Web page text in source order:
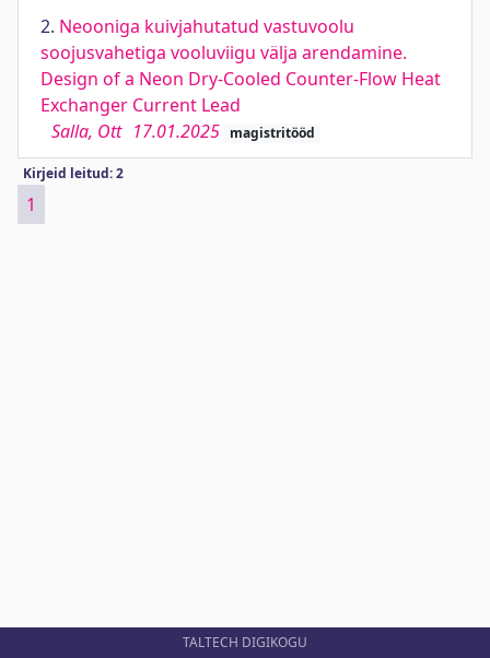
2. Neooniga kuivjahutatud vastuvoolu
soojusvahetiga vooluviigu välja arendamine.
Design of a Neon Dry-Cooled Counter-Flow Heat
Exchanger Current Lead
Salla, Ott 17.01.2025 magistritööd
Kirjeid leitud: 2
1
TALTECH DIGIKOGU